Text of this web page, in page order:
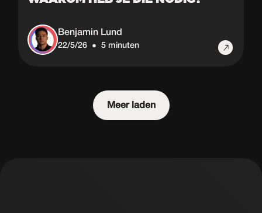
Benjamin Lund
22/5/26 • 5 minuten
Meer laden